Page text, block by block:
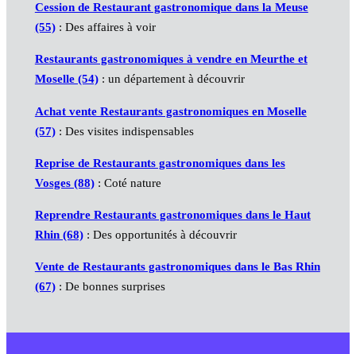
Cession de Restaurant gastronomique dans la Meuse
(55): Des affaires à voir
Restaurants gastronomiques à vendre en Meurthe et
Moselle (54): un département à découvrir
Achat vente Restaurants gastronomiques en Moselle
(57): Des visites indispensables
Reprise de Restaurants gastronomiques dans les
Vosges (88): Coté nature
Reprendre Restaurants gastronomiques dans le Haut
Rhin (68): Des opportunités à découvrir
Vente de Restaurants gastronomiques dans le Bas Rhin
(67): De bonnes surprises